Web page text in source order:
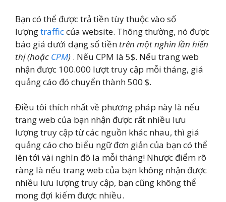
Bạn có thể được trả tiền tùy thuộc vào số
lượngtrafficcủa website. Thông thường, nó được
báo giá dưới dạng số tiền trên một nghìn lần hiển
thị (hoặc CPM) . Nếu CPM là 5$. Nếu trang web
nhận được 100.000 lượt truy cập mỗi tháng, giá
quảng cáo đó chuyển thành 500 $.
Điều tôi thích nhất về phương pháp này là nếu
trang web của bạn nhận được rất nhiều lưu
lượng truy cập từ các nguồn khác nhau, thì giá
quảng cáo cho biểu ngữ đơn giản của bạn có thể
lên tới vài nghìn đô la mỗi tháng! Nhược điểm rõ
ràng là nếu trang web của bạn không nhận được
nhiều lưu lượng truy cập, bạn cũng không thể
mong đợi kiếm được nhiều.